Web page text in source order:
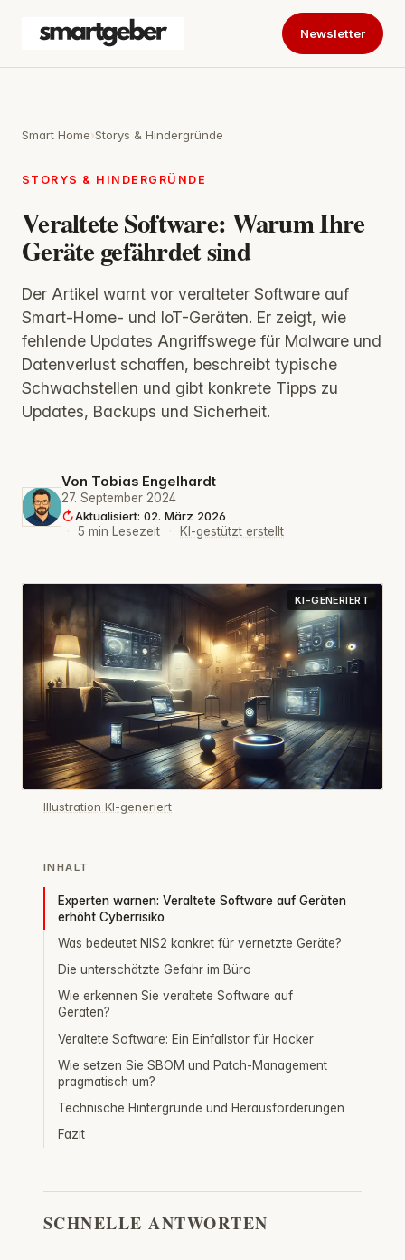
Newsletter
Smart Home›Storys & Hindergründe
STORYS & HINDERGRÜNDE
Veraltete Software: Warum Ihre
Geräte gefährdet sind
Der Artikel warnt vor veralteter Software auf
Smart‑Home- und IoT-Geräten. Er zeigt, wie
fehlende Updates Angriffswege für Malware und
Datenverlust schaffen, beschreibt typische
Schwachstellen und gibt konkrete Tipps zu
Updates, Backups und Sicherheit.
Von Tobias Engelhardt
27. September 2024
Aktualisiert: 02. März 2026
·
5 min Lesezeit · KI-gestützt erstellt
KI-GENERIERT
Illustration KI-generiert
INHALT
Experten warnen: Veraltete Software auf Geräten
erhöht Cyberrisiko
Was bedeutet NIS2 konkret für vernetzte Geräte?
Die unterschätzte Gefahr im Büro
Wie erkennen Sie veraltete Software auf
Geräten?
Veraltete Software: Ein Einfallstor für Hacker
Wie setzen Sie SBOM und Patch-Management
pragmatisch um?
Technische Hintergründe und Herausforderungen
Fazit
SCHNELLE ANTWORTEN